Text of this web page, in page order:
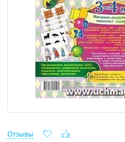
Отзывы